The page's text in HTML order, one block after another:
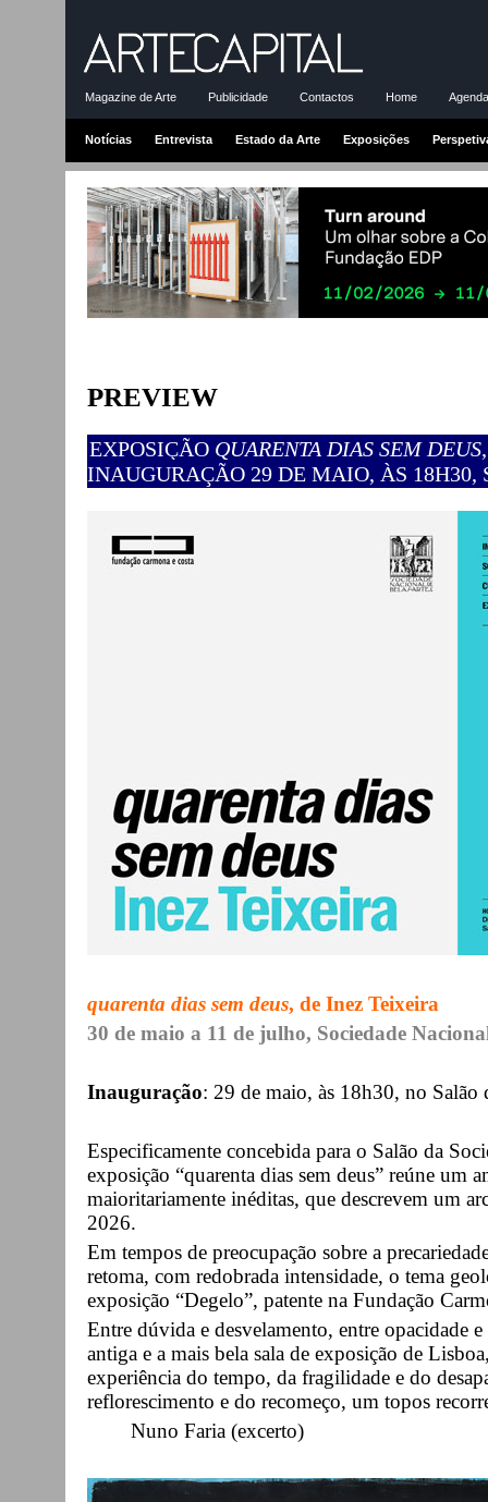
Magazine de Arte Publicidade Contactos Home
Notícias Entrevista Estado da Arte Exposições
PREVIEW
EXPOSIÇÃO QUARENTA DIAS SEM DEUS
INAUGURAÇÃO 29 DE MAIO, ÀS 18H30,
quarenta dias sem deus, de Inez Teixeira
30 de maio a 11 de julho, Sociedade
Inauguração: 29 de maio, às 18h30, no Salão
Especificamente concebida para o Salão da
exposição “quarenta dias sem deus” reúne um
maioritariamente inéditas, que descrevem um
2026.
Em tempos de preocupação sobre a
retoma, com redobrada intensidade, o tema
exposição “Degelo”, patente na Fundação
Entre dúvida e desvelamento, entre opacidade
antiga e a mais bela sala de exposição de
experiência do tempo, da fragilidade e do
reflorescimento e do recomeço, um topos
Nuno Faria (excerto)